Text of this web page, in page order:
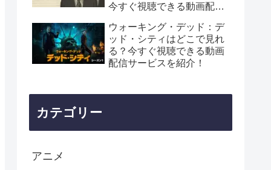
今すぐ視聴できる動画配信
ウォーキング・デッド：デ
ッド・シティはどこで見れ
る？今すぐ視聴できる動画
配信サービスを紹介！
カテゴリー
アニメ